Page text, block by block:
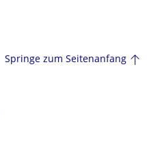
Springe zum Seitenanfang